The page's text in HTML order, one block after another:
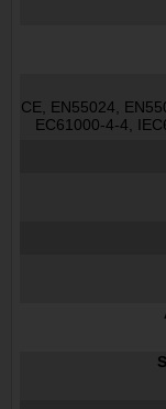
CE, EN55024,
EC61000-4-4,